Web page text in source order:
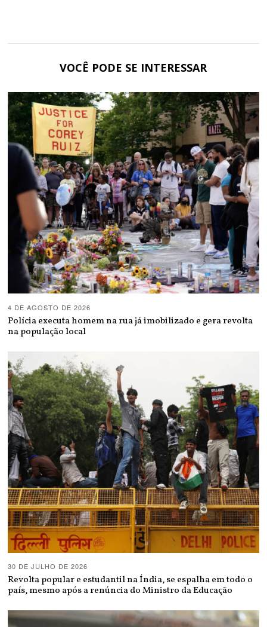
VOCÊ PODE SE INTERESSAR
4 DE AGOSTO DE 2026
Polícia executa homem na rua já imobilizado e gera revolta
na população local
30 DE JULHO DE 2026
Revolta popular e estudantil na Índia, se espalha em todo o
país, mesmo após a renúncia do Ministro da Educação